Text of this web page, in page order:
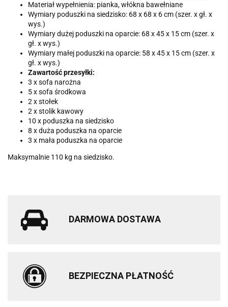
Materiał wypełnienia: pianka, włókna bawełniane
Wymiary poduszki na siedzisko: 68 x 68 x 6 cm (szer. x gł. x
wys.)
Wymiary dużej poduszki na oparcie: 68 x 45 x 15 cm (szer. x
gł. x wys.)
Wymiary małej poduszki na oparcie: 58 x 45 x 15 cm (szer. x
gł. x wys.)
Zawartość przesyłki:
3 x sofa narożna
5 x sofa środkowa
2 x stołek
2 x stolik kawowy
10 x poduszka na siedzisko
8 x duża poduszka na oparcie
3 x mała poduszka na oparcie
Maksymalnie 110 kg na siedzisko.
DARMOWA DOSTAWA
BEZPIECZNA PŁATNOŚĆ